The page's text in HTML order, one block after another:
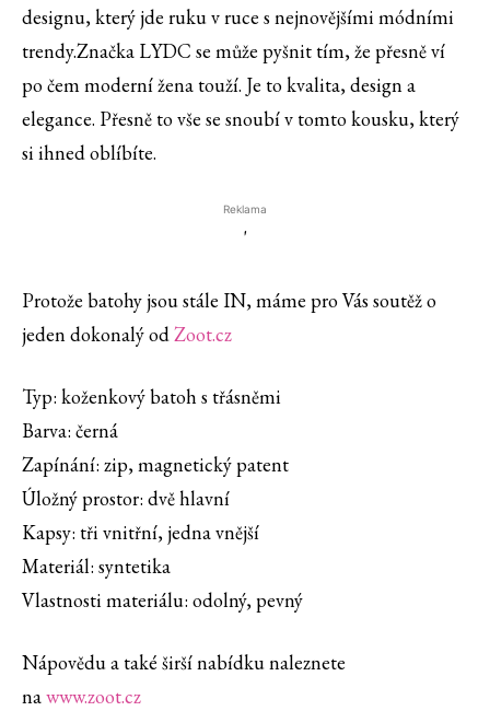
designu, který jde ruku v ruce s nejnovějšími módními
trendy.Značka LYDC se může pyšnit tím, že přesně ví
po čem moderní žena touží. Je to kvalita, design a
elegance. Přesně to vše se snoubí v tomto kousku, který
si ihned oblíbíte.
Reklama
'
Protože batohy jsou stále IN, máme pro Vás soutěž o
jeden dokonalý odZoot.cz
Typ: koženkový batoh s třásněmi
Barva: černá
Zapínání: zip, magnetický patent
Úložný prostor: dvě hlavní
Kapsy: tři vnitřní, jedna vnější
Materiál: syntetika
Vlastnosti materiálu: odolný, pevný
Nápovědu a také širší nabídku naleznete
nawww.zoot.cz